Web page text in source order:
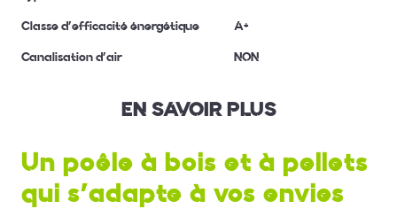
Classe d'efficacité énergétique A+
Canalisation d'air NON
EN SAVOIR PLUS
Un poêle à bois et à pellets
qui s'adapte à vos envies